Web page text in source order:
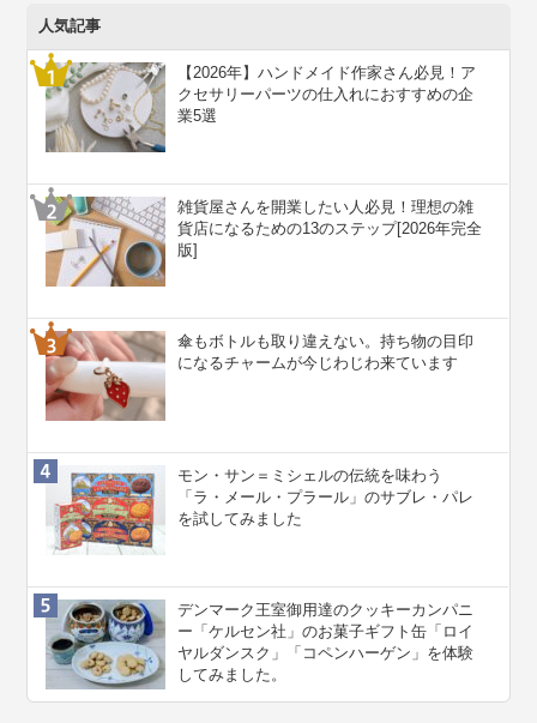
人気記事
【2026年】ハンドメイド作家さん必見！ア
クセサリーパーツの仕入れにおすすめの企
業5選
雑貨屋さんを開業したい人必見！理想の雑
貨店になるための13のステップ[2026年完全
版]
傘もボトルも取り違えない。持ち物の目印
になるチャームが今じわじわ来ています
モン・サン＝ミシェルの伝統を味わう
「ラ・メール・プラール」のサブレ・パレ
を試してみました
デンマーク王室御用達のクッキーカンパニ
ー「ケルセン社」のお菓子ギフト缶「ロイ
ヤルダンスク」「コペンハーゲン」を体験
してみました。